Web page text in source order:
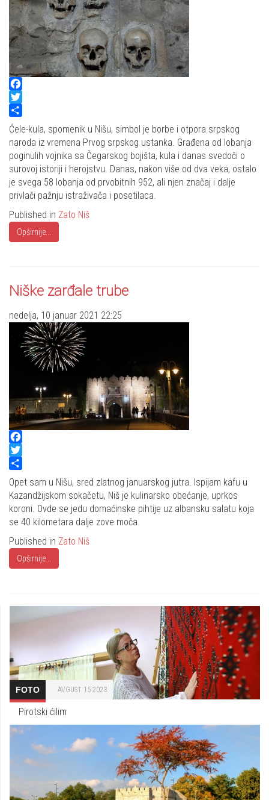
Facebook
Twitter
Share
Ćele-kula, spomenik u Nišu, simbol je borbe i otpora srpskog
naroda iz vremena Prvog srpskog ustanka. Građena od lobanja
poginulih vojnika sa Čegarskog bojišta, kula i danas svedoči o
surovoj istoriji i herojstvu. Danas, nakon više od dva veka, ostalo
je svega 58 lobanja od prvobitnih 952, ali njen značaj i dalje
privlači pažnju istraživača i posetilaca.
Published in Zato Niš
Opširnije...
Niške zarđale trube
nedelja, 10 januar 2021 22:25
Facebook
Twitter
Share
Opet sam u Nišu, sred zlatnog januarskog jutra. Ispijam kafu u
Kazandžijskom sokačetu, Niš je kulinarsko obećanje, uprkos
koroni. Ovde se jedu domaćinske pihtije uz albansku salatu koja
se 40 kilometara dalje zove moča.
Published in Zato Niš
Opširnije...
FOTO AVGUST 15 2023
Pirotski ćilim